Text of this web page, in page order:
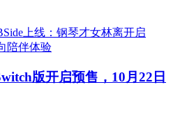
版开启预售，10月22日